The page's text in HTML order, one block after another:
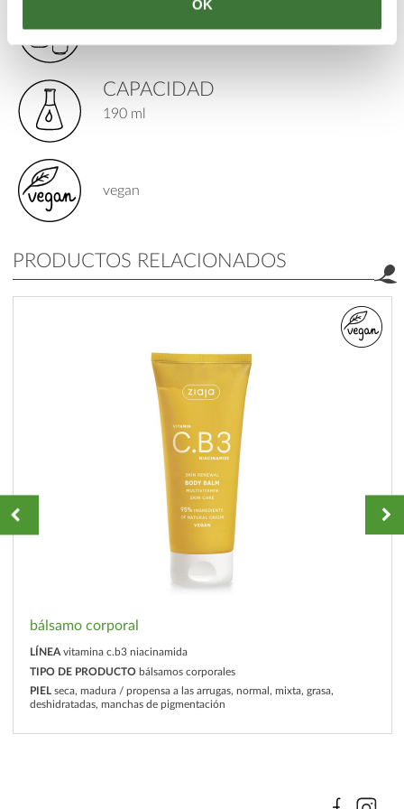
OK
TIPO DE PRODUCTO
tónicos
CAPACIDAD
190 ml
vegan
PRODUCTOS RELACIONADOS
bálsamo corporal
LÍNEA vitamina c.b3 niacinamida
TIPO DE PRODUCTO bálsamos corporales
PIEL seca, madura / propensa a las arrugas, normal, mixta, grasa,
deshidratadas, manchas de pigmentación